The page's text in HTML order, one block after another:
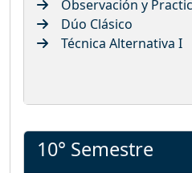
Observación y
Dúo Clásico
Técnica Alternativa I
10° Semestre